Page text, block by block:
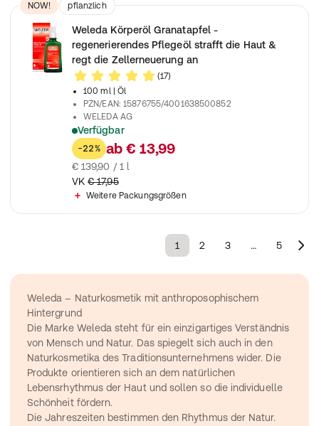
NOW! pflanzlich
Weleda Körperöl Granatapfel -
regenerierendes Pflegeöl strafft die Haut &
regt die Zellerneuerung an
(17)
100 ml
| Öl
PZN/EAN:15876755/4001638500852
WELEDA AG
Verfügbar
Intensives Naturkosmetik Körperöl für anspruchsvolle Haut,
-22% ab € 13,99
€ 139,90 / 1 l
VK € 17,95
Weitere Packungsgrößen
1 2 3 … 5
Weleda – Naturkosmetik mit anthroposophischem
Hintergrund
Die Marke Weleda steht für ein einzigartiges Verständnis
von Mensch und Natur. Das spiegelt sich auch in den
Naturkosmetika des Traditionsunternehmens wider. Die
Produkte orientieren sich an dem natürlichen
Lebensrhythmus der Haut und sollen so die individuelle
Schönheit fördern.
Die Jahreszeiten bestimmen den Rhythmus der Natur.